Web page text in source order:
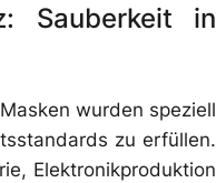
Sauberkeit in
wurden speziell
zu erfüllen.
Elektronikproduktion